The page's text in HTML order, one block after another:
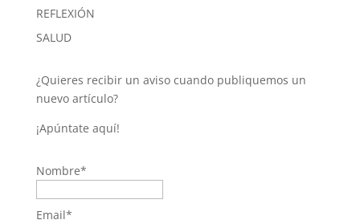
REFLEXIÓN
SALUD
¿Quieres recibir un aviso cuando publiquemos un
nuevo artículo?
¡Apúntate aquí!
Nombre*
Email*